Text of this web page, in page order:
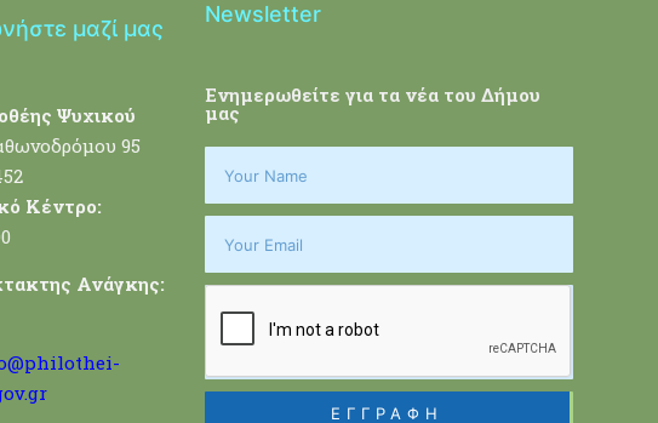
μαζί μας
Ψυχικού
95
Κέντρο:
Ανάγκης:
Newsletter
Ενημερωθείτε για τα νέα του Δήμου
μας
ΕΓΓΡΑΦΗ